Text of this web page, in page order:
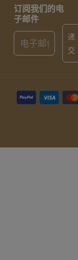
订阅我们的电
子邮件
Email 递
交